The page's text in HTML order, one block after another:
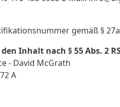
gemäß §
Inhalt nach § 55 Abs. 2
- David McGrath
A